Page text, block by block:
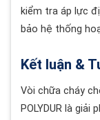
kiểm tra áp lực
bảo hệ thống
Kết luận &
Vòi chữa cháy
POLYDUR là